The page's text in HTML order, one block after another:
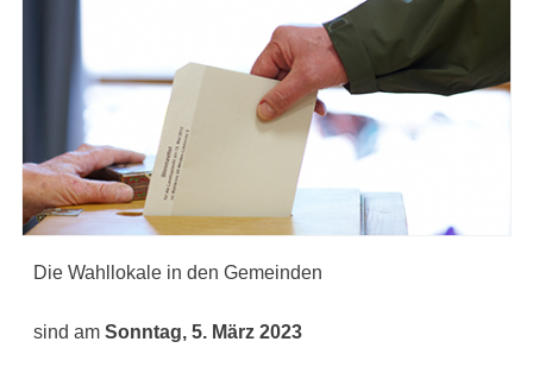
Die Wahllokale in den Gemeinden
sind am Sonntag, 5. März 2023